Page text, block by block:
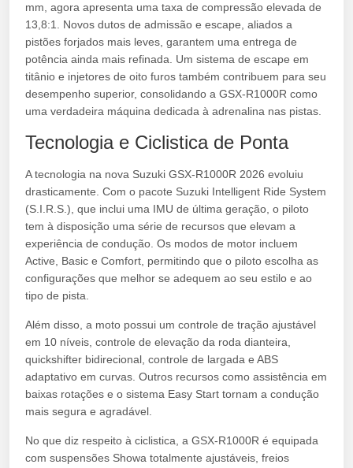
mm, agora apresenta uma taxa de compressão elevada de
13,8:1. Novos dutos de admissão e escape, aliados a
pistões forjados mais leves, garantem uma entrega de
potência ainda mais refinada. Um sistema de escape em
titânio e injetores de oito furos também contribuem para seu
desempenho superior, consolidando a GSX-R1000R como
uma verdadeira máquina dedicada à adrenalina nas pistas.
Tecnologia e Ciclistica de Ponta
A tecnologia na nova Suzuki GSX-R1000R 2026 evoluiu
drasticamente. Com o pacote Suzuki Intelligent Ride System
(S.I.R.S.), que inclui uma IMU de última geração, o piloto
tem à disposição uma série de recursos que elevam a
experiência de condução. Os modos de motor incluem
Active, Basic e Comfort, permitindo que o piloto escolha as
configurações que melhor se adequem ao seu estilo e ao
tipo de pista.
Além disso, a moto possui um controle de tração ajustável
em 10 níveis, controle de elevação da roda dianteira,
quickshifter bidirecional, controle de largada e ABS
adaptativo em curvas. Outros recursos como assistência em
baixas rotações e o sistema Easy Start tornam a condução
mais segura e agradável.
No que diz respeito à ciclistica, a GSX-R1000R é equipada
com suspensões Showa totalmente ajustáveis, freios